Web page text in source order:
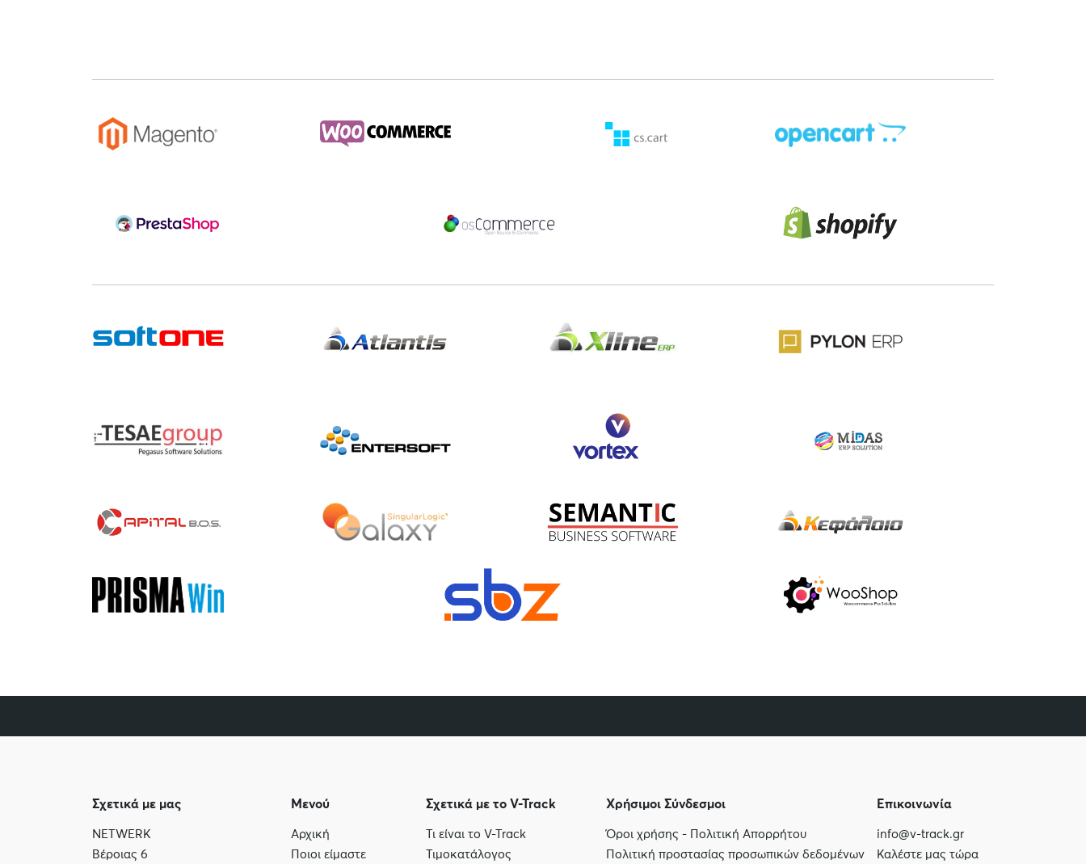
Σχετικά με μας
NETWERK
Βέροιας 6
Μενού
Αρχική
Ποιοι είμαστε
Σχετικά με το V-Track
Τι είναι το V-Track
Τιμοκατάλογος
Χρήσιμοι Σύνδεσμοι
Όροι χρήσης - Πολιτική Απορρήτου
Πολιτική προστασίας προσωπικών δεδομένων
Επικοινωνία
info@v-track.gr
Καλέστε μας τώρα